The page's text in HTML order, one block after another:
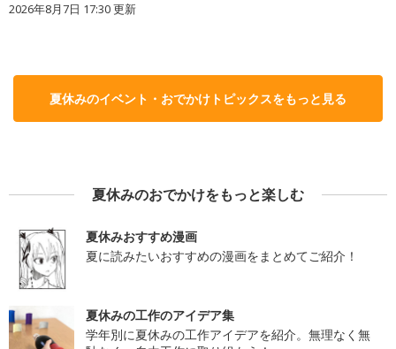
2026年8月7日 17:30更新
夏休みのイベント・おでかけトピックスをもっと見る
夏休みのおでかけをもっと楽しむ
夏休みおすすめ漫画
夏に読みたいおすすめの漫画をまとめてご紹介！
夏休みの工作のアイデア集
学年別に夏休みの工作アイデアを紹介。無理なく無